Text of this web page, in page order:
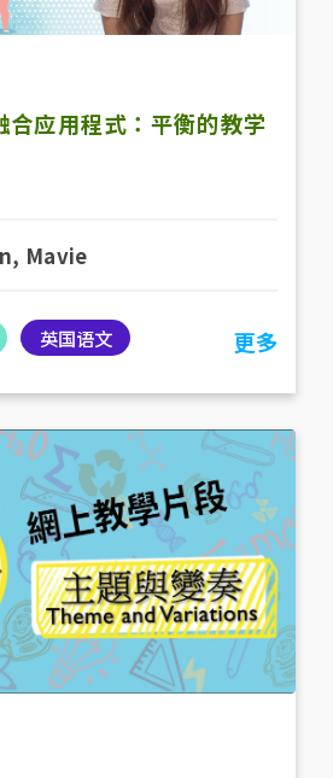
合应用程式：平衡的教学
Mavie
英国语文 更多